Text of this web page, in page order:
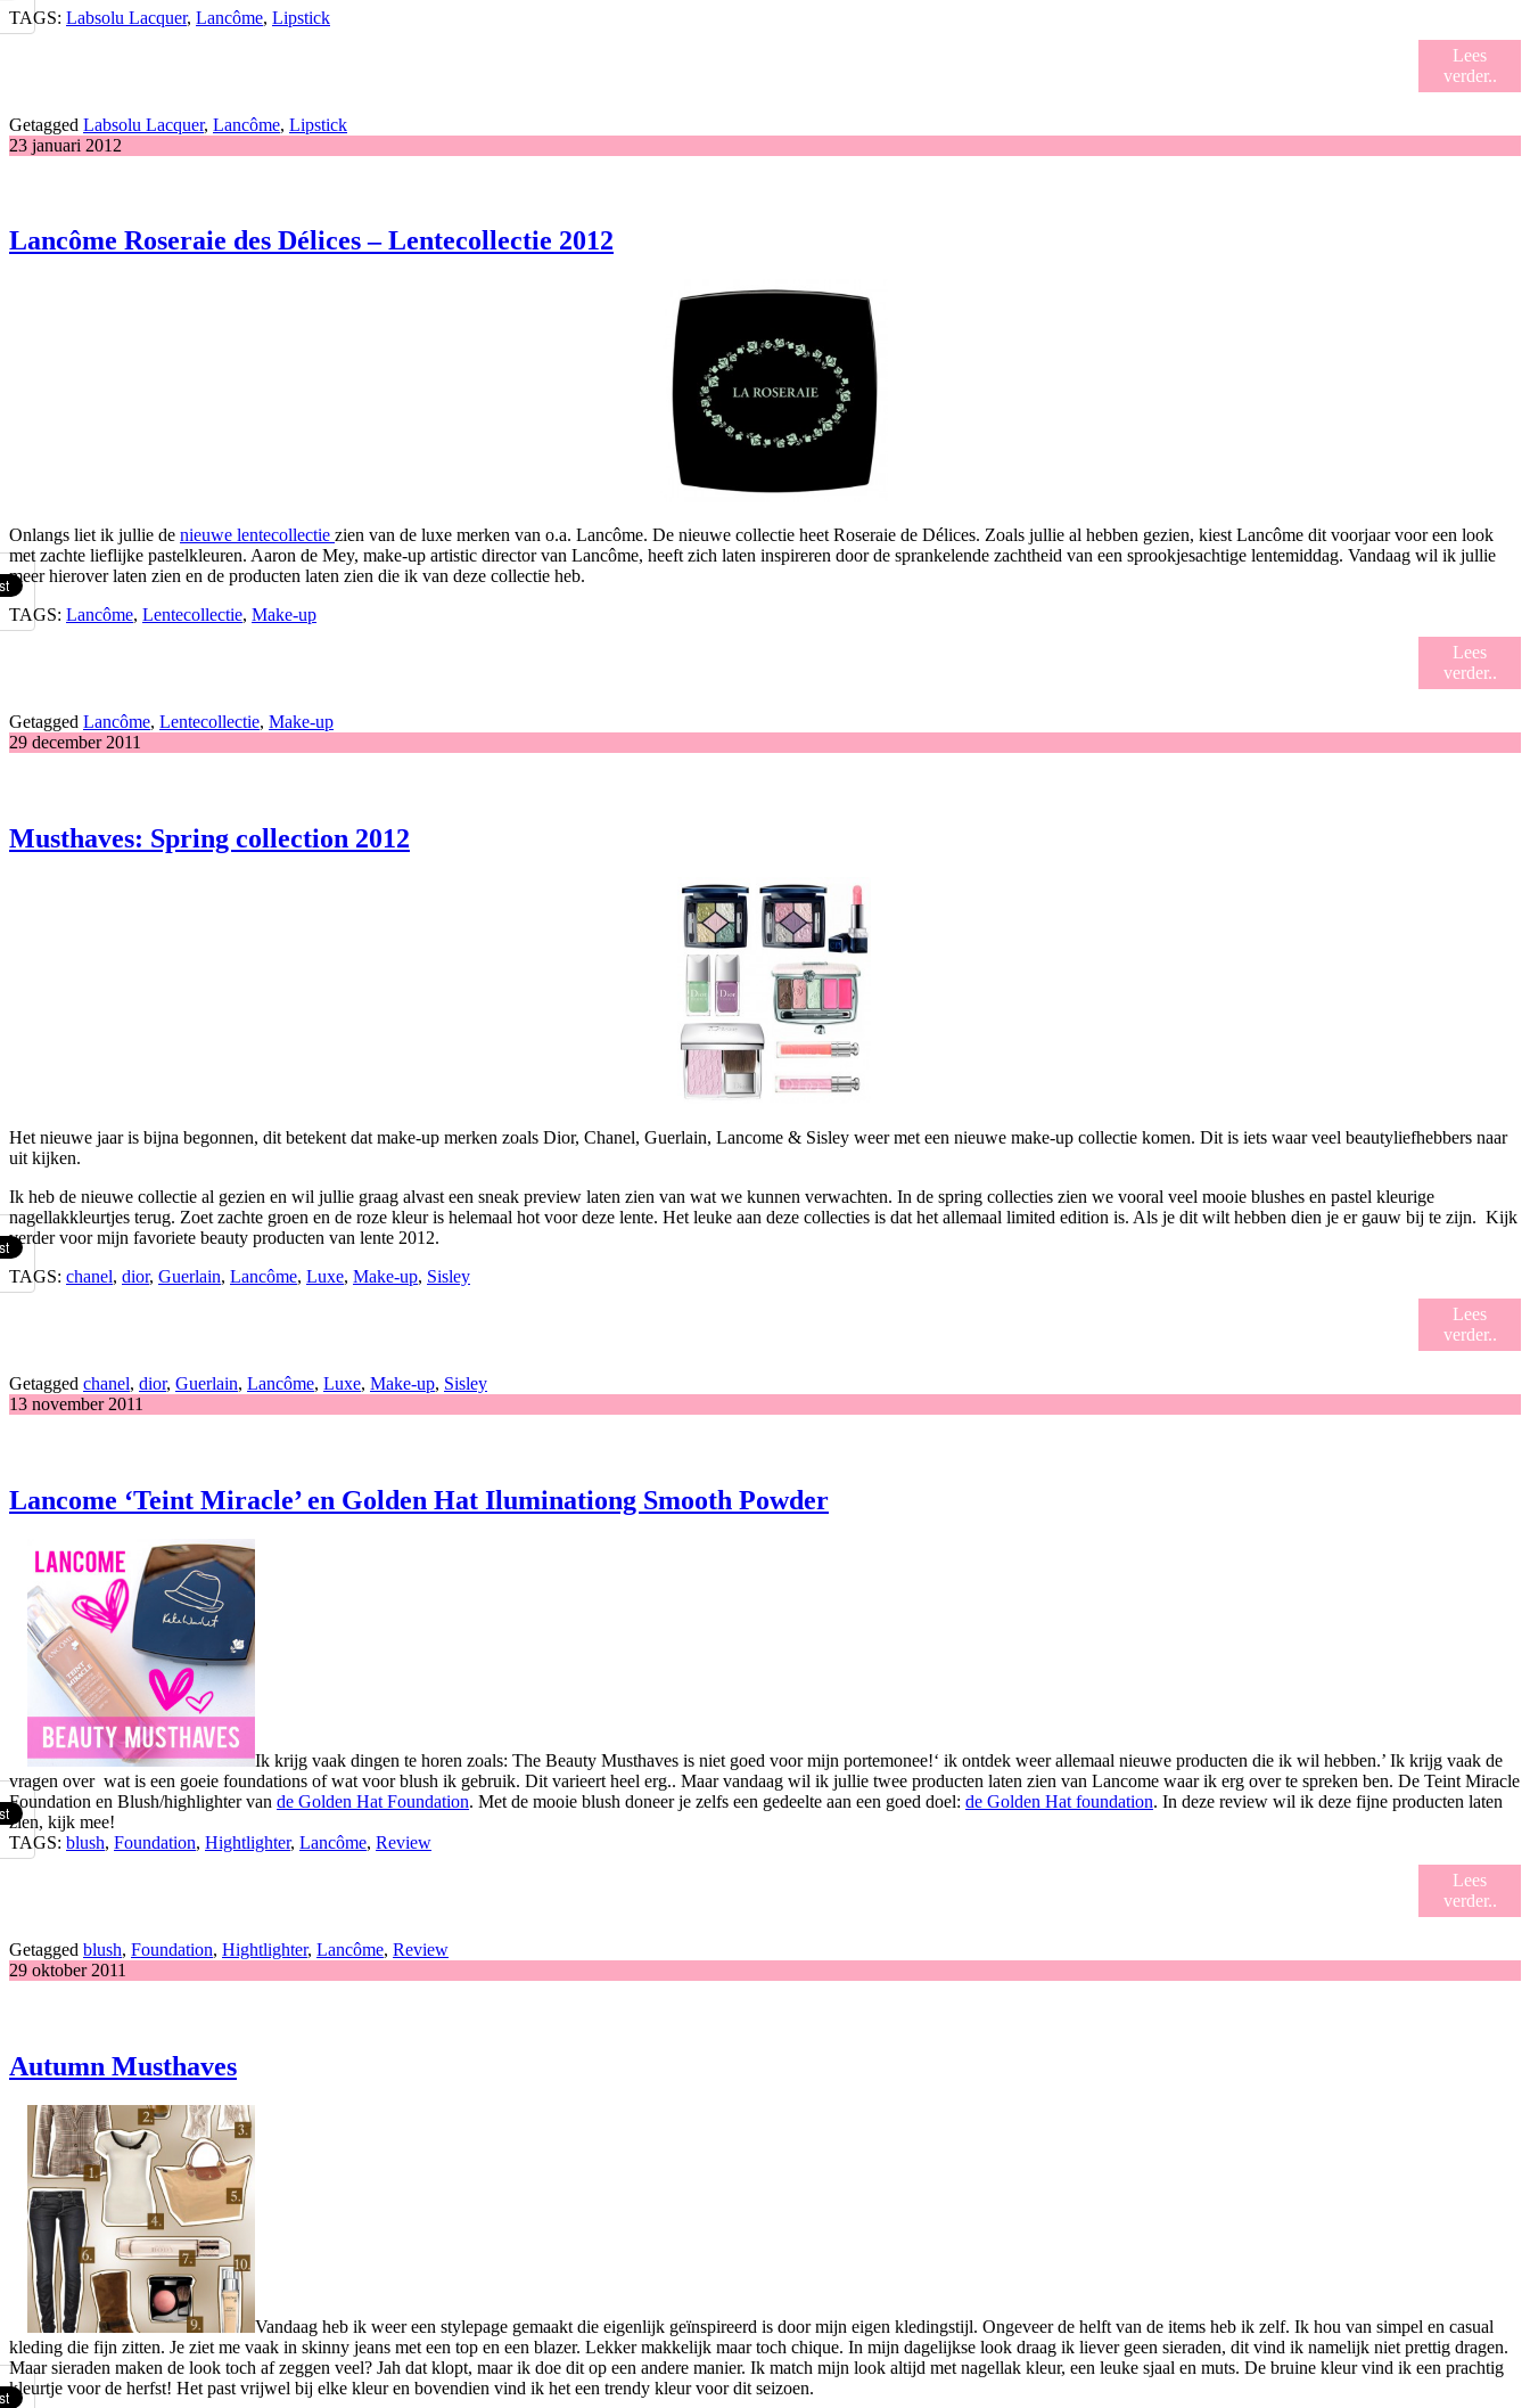
TAGS: Labsolu Lacquer, Lancôme, Lipstick
Lees
verder..
Getagged Labsolu Lacquer, Lancôme, Lipstick
23 januari 2012
Lancôme Roseraie des Délices – Lentecollectie 2012
Onlangs liet ik jullie de nieuwe lentecollectie zien van de luxe merken van o.a. Lancôme. De nieuwe collectie heet Roseraie de Délices. Zoals jullie al hebben gezien, kiest Lancôme dit voorjaar voor een look
met zachte lieflijke pastelkleuren. Aaron de Mey, make-up artistic director van Lancôme, heeft zich laten inspireren door de sprankelende zachtheid van een sprookjesachtige lentemiddag. Vandaag wil ik jullie
meer hierover laten zien en de producten laten zien die ik van deze collectie heb.
TAGS: Lancôme, Lentecollectie, Make-up
Lees
verder..
Getagged Lancôme, Lentecollectie, Make-up
29 december 2011
Musthaves: Spring collection 2012
Het nieuwe jaar is bijna begonnen, dit betekent dat make-up merken zoals Dior, Chanel, Guerlain, Lancome & Sisley weer met een nieuwe make-up collectie komen. Dit is iets waar veel beautyliefhebbers naar
uit kijken.
Ik heb de nieuwe collectie al gezien en wil jullie graag alvast een sneak preview laten zien van wat we kunnen verwachten. In de spring collecties zien we vooral veel mooie blushes en pastel kleurige
nagellakkleurtjes terug. Zoet zachte groen en de roze kleur is helemaal hot voor deze lente. Het leuke aan deze collecties is dat het allemaal limited edition is. Als je dit wilt hebben dien je er gauw bij te zijn. Kijk
verder voor mijn favoriete beauty producten van lente 2012.
TAGS: chanel, dior, Guerlain, Lancôme, Luxe, Make-up, Sisley
Lees
verder..
Getagged chanel, dior, Guerlain, Lancôme, Luxe, Make-up, Sisley
13 november 2011
Lancome ‘Teint Miracle’ en Golden Hat Iluminationg Smooth Powder
Ik krijg vaak dingen te horen zoals: The Beauty Musthaves is niet goed voor mijn portemonee!‘ ik ontdek weer allemaal nieuwe producten die ik wil hebben.’ Ik krijg vaak de
vragen over wat is een goeie foundations of wat voor blush ik gebruik. Dit varieert heel erg.. Maar vandaag wil ik jullie twee producten laten zien van Lancome waar ik erg over te spreken ben. De Teint Miracle
Foundation en Blush/highlighter van de Golden Hat Foundation. Met de mooie blush doneer je zelfs een gedeelte aan een goed doel: de Golden Hat foundation. In deze review wil ik deze fijne producten laten
zien, kijk mee!
TAGS: blush, Foundation, Hightlighter, Lancôme, Review
Lees
verder..
Getagged blush, Foundation, Hightlighter, Lancôme, Review
29 oktober 2011
Autumn Musthaves
Vandaag heb ik weer een stylepage gemaakt die eigenlijk geïnspireerd is door mijn eigen kledingstijl. Ongeveer de helft van de items heb ik zelf. Ik hou van simpel en casual
kleding die fijn zitten. Je ziet me vaak in skinny jeans met een top en een blazer. Lekker makkelijk maar toch chique. In mijn dagelijkse look draag ik liever geen sieraden, dit vind ik namelijk niet prettig dragen.
Maar sieraden maken de look toch af zeggen veel? Jah dat klopt, maar ik doe dit op een andere manier. Ik match mijn look altijd met nagellak kleur, een leuke sjaal en muts. De bruine kleur vind ik een prachtig
kleurtje voor de herfst! Het past vrijwel bij elke kleur en bovendien vind ik het een trendy kleur voor dit seizoen.